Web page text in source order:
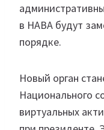
в НАВА будут
порядке.
Новый орган
Национального
виртуальных